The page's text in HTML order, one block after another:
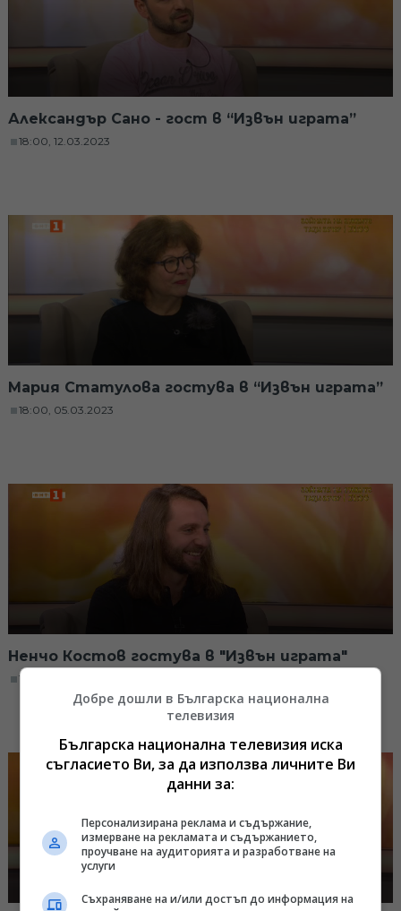
Александър Сано - гост в “Извън играта”
18:00, 12.03.2023
Мария Статулова гостува в “Извън играта”
18:00, 05.03.2023
Ненчо Костов гостува в "Извън играта"
18:16, 26.02.2023
Добре дошли в Българска национална
телевизия
Българска национална телевизия иска
съгласието Ви, за да използва личните Ви
данни за:
Персонализирана реклама и съдържание,
измерване на рекламата и съдържанието,
проучване на аудиторията и разработване на
услуги
Съхраняване на и/или достъп до информация на